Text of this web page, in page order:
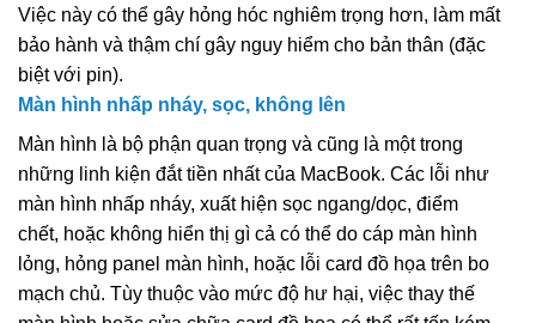
Việc này có thể gây hỏng hóc nghiêm trọng hơn, làm mất
bảo hành và thậm chí gây nguy hiểm cho bản thân (đặc
biệt với pin).
Màn hình nhấp nháy, sọc, không lên
Màn hình là bộ phận quan trọng và cũng là một trong
những linh kiện đắt tiền nhất của MacBook. Các lỗi như
màn hình nhấp nháy, xuất hiện sọc ngang/dọc, điểm
chết, hoặc không hiển thị gì cả có thể do cáp màn hình
lỏng, hỏng panel màn hình, hoặc lỗi card đồ họa trên bo
mạch chủ. Tùy thuộc vào mức độ hư hại, việc thay thế